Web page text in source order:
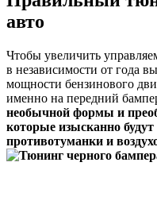
авто
Чтобы увеличить
в независимости от года
мощности бензинового
именно на передний
необычной формы и
которые изысканно
противотуманки и